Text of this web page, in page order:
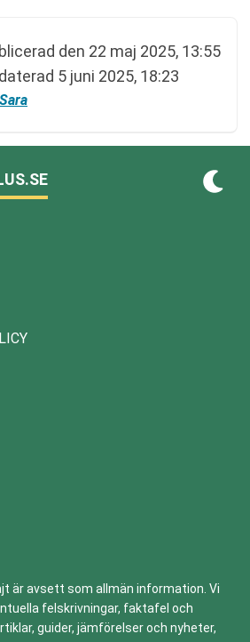
den 22 maj 2025, 13:55
5 juni 2025, 18:23
Sara
är avsett som allmän information. Vi
felskrivningar, faktafel och
guider, jämförelser och nyheter,